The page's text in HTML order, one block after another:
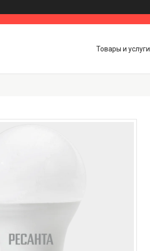
Товары и услуги